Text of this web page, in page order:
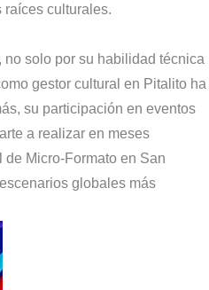
raíces culturales.
solo por su habilidad técnica
gestor cultural en Pitalito ha
su participación en eventos
a realizar en meses
Micro-Formato en San
globales más